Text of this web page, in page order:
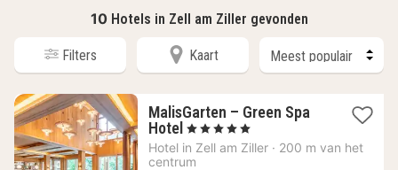
10 Hotels in Zell am Ziller gevonden
Filters Kaart
MalisGarten – Green Spa
Hotel 1
nacht
vanaf
, 5 Sterren
Hotel in Zell am Ziller · 200 m van het
centrum